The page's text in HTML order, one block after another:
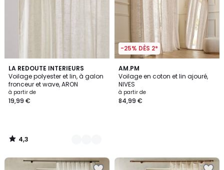
LA REDOUTE INTERIEURS
Voilage polyester et lin, à galon
fronceur et wave, ARON
à partir de
19,99 €
4,3
/ 5
2
Couleurs
4,3
/
-25% DÈS 2*
AM.PM
Voilage en coton et lin ajouré,
NIVES
à partir de
84,99 €